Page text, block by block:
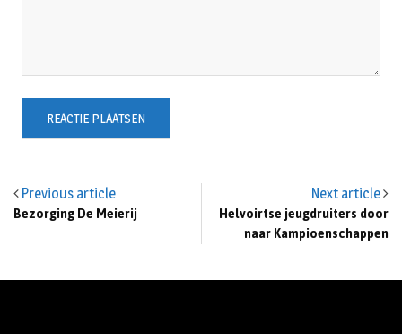
Previous article
Bezorging De Meierij
Next article
Helvoirtse jeugdruiters door
naar Kampioenschappen